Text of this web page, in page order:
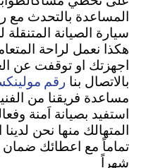
المساعدة بالتحدث مع
سيارة الصيانة
هكذا نعمل لراحة
اجهزتك او توقفت عن
بالاتصال بنا رقم
مساعدة فريقنا من
استفيد بصيانة اَمنة
المتهالك منها نحن
شهراً